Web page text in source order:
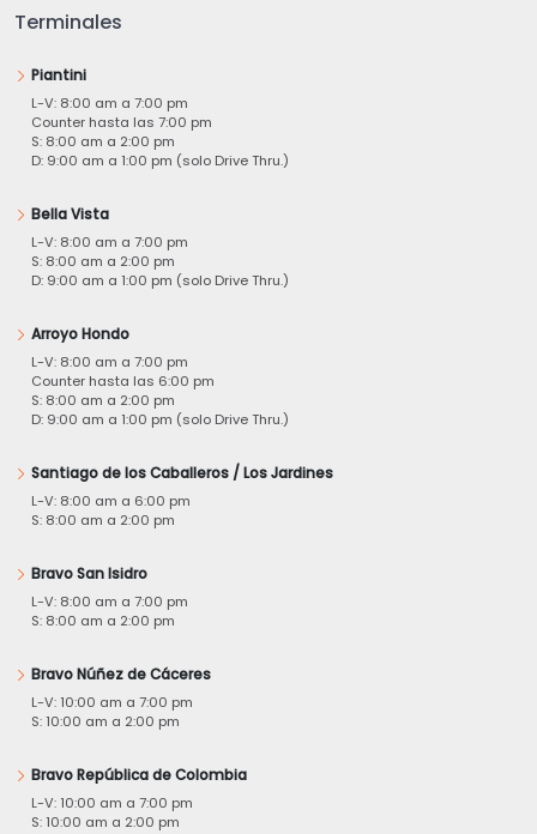
Terminales
Piantini
L-V: 8:00 am a 7:00 pm
Counter hasta las 7:00 pm
S: 8:00 am a 2:00 pm
D: 9:00 am a 1:00 pm (solo Drive Thru.)
Bella Vista
L-V: 8:00 am a 7:00 pm
S: 8:00 am a 2:00 pm
D: 9:00 am a 1:00 pm (solo Drive Thru.)
Arroyo Hondo
L-V: 8:00 am a 7:00 pm
Counter hasta las 6:00 pm
S: 8:00 am a 2:00 pm
D: 9:00 am a 1:00 pm (solo Drive Thru.)
Santiago de los Caballeros / Los Jardines
L-V: 8:00 am a 6:00 pm
S: 8:00 am a 2:00 pm
Bravo San Isidro
L-V: 8:00 am a 7:00 pm
S: 8:00 am a 2:00 pm
Bravo Núñez de Cáceres
L-V: 10:00 am a 7:00 pm
S: 10:00 am a 2:00 pm
Bravo República de Colombia
L-V: 10:00 am a 7:00 pm
S: 10:00 am a 2:00 pm